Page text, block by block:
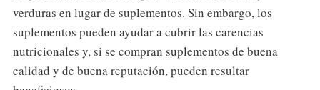
verduras en lugar de suplementos. Sin embargo, los
suplementos pueden ayudar a cubrir las carencias
nutricionales y, si se compran suplementos de buena
calidad y de buena reputación, pueden resultar